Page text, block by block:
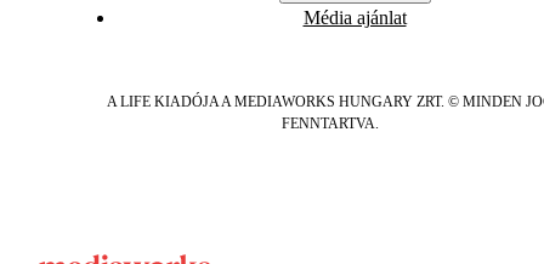
Média ajánlat
A LIFE KIADÓJA A MEDIAWORKS HUNGARY ZRT. © MINDEN
FENNTARTVA.